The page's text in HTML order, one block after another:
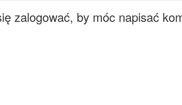
zalogować, by móc napisać